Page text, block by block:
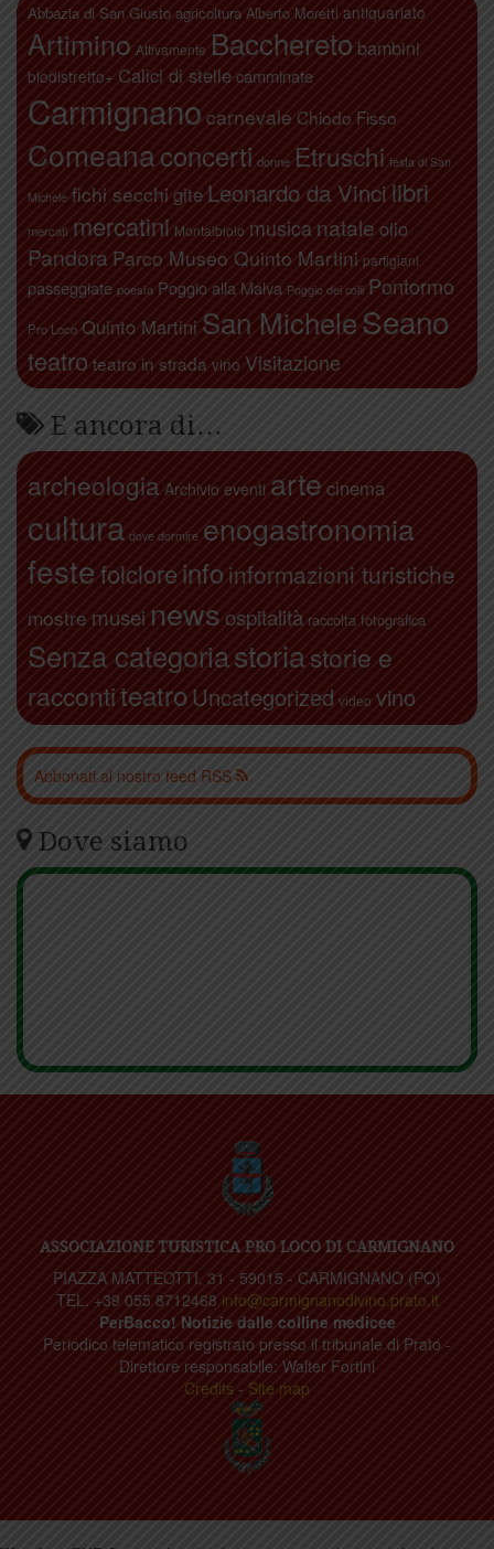
Abbazia di San Giusto agricoltura Alberto Moretti antiquariato
Artimino Attivamente Bacchereto bambini
biodistretto+ Calici di stelle camminate
Carmignano carnevale Chiodo Fisso
Comeanaconcerti donne Etruschi festa di San
Michele fichi secchi gite Leonardo da Vinci libri
mercati mercatini Montalbiolo musica natale olio
Pandora Parco Museo Quinto Martini partigiani
passeggiate poesia Poggio alla Malva Poggio dei colli Pontormo
Pro Loco Quinto Martini San MicheleSeano
teatro teatro in strada vino Visitazione
E ancora di…
archeologia Archivio eventi arte cinema
cultura dove dormire enogastronomia
festefolcloreinfo informazioni turistiche
mostre musei news ospitalità raccolta fotografica
Senza categoriastoriastorie e
raccontiteatroUncategorized video vino
Abbonati al nostro feed RSS
Dove siamo
ASSOCIAZIONE TURISTICA PRO LOCO DI CARMIGNANO
PIAZZA MATTEOTTI, 31 - 59015 - CARMIGNANO (PO)
TEL. +39 055 8712468 info@carmignanodivino.prato.it
PerBacco! Notizie dalle colline medicee
Periodico telematico registrato presso il tribunale di Prato -
Direttore responsabile: Walter Fortini
Credits - Site map